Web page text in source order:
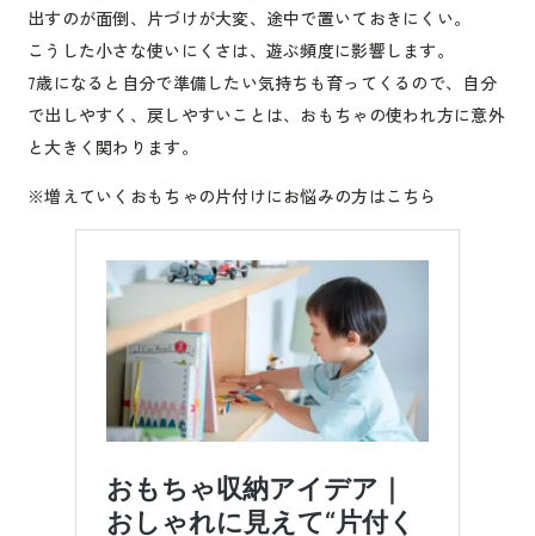
出すのが面倒、片づけが大変、途中で置いておきにくい。
こうした小さな使いにくさは、遊ぶ頻度に影響します。
7歳になると自分で準備したい気持ちも育ってくるので、自分
で出しやすく、戻しやすいことは、おもちゃの使われ方に意外
と大きく関わります。
※増えていくおもちゃの片付けにお悩みの方はこちら